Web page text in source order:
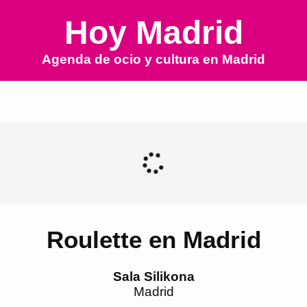
Hoy Madrid
Agenda de ocio y cultura en Madrid
Roulette en Madrid
Sala Silikona
Madrid